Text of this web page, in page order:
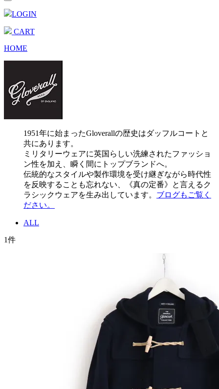
LOGIN
CART
HOME
1951年に始まったGloverallの歴史はダッフルコートと
共にあります。
ミリタリーウェアに英国らしい洗練されたファッショ
ン性を加え、瞬く間にトップブランドへ。
伝統的なスタイルや製作環境を受け継ぎながら時代性
を反映することも忘れない、《真の定番》と言えるク
ラシックウェアを生み出しています。 ブログもご覧く
ださい。
ALL
1件